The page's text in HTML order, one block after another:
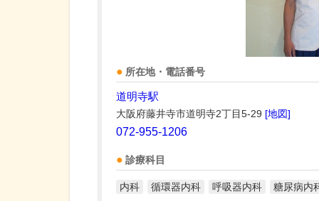
所在地・電話番号
道明寺駅
大阪府藤井寺市道明寺2丁目5-29 [地図]
072-955-1206
診療科目
内科 循環器内科 呼吸器内科 糖尿病内